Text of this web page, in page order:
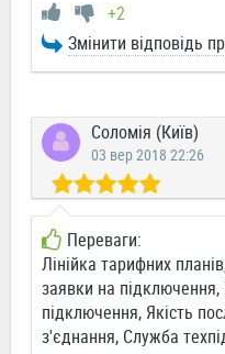
+2
Змінити відповідь
Соломія (Київ)
03 вер 2018 22:26
Переваги:
Лінійка тарифних
заявки на
підключення, Якість
з'єднання, Служба